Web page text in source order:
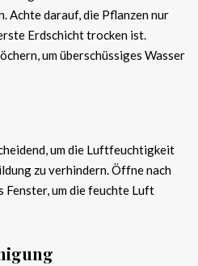
Achte darauf, die Pflanzen nur
Erdschicht trocken ist.
um überschüssiges Wasser
um die Luftfeuchtigkeit
zu verhindern. Öffne nach
Fenster, um die feuchte Luft